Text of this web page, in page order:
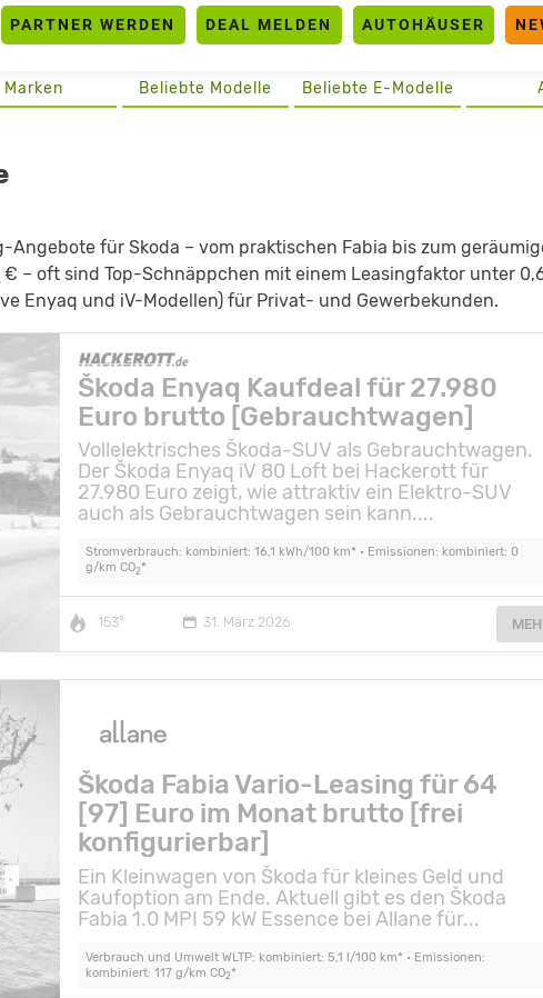
PARTNER WERDEN DEAL MELDEN AUTOHÄUSER
Beliebte E-Modelle
Beliebte Modelle
Marken
für Skoda – vom praktischen Fabia bis zum
– oft sind Top-Schnäppchen mit einem Leasingfaktor unter
Enyaq und iV-Modellen) für Privat- und Gewerbekunden.
Škoda Enyaq Kaufdeal für 27.980
Euro brutto [Gebrauchtwagen]
Vollelektrisches Škoda-SUV als Gebrauchtwagen.
Der Škoda Enyaq iV 80 Loft bei Hackerott für
27.980 Euro zeigt, wie attraktiv ein Elektro-SUV
auch als Gebrauchtwagen sein kann....
Stromverbrauch: kombiniert: 16,1 kWh/100 km* • Emissionen: kombiniert: 0
g/km CO2*
153° 31. März 2026
Škoda Fabia Vario-Leasing für 64
[97] Euro im Monat brutto [frei
konfigurierbar]
Ein Kleinwagen von Škoda für kleines Geld und
Kaufoption am Ende. Aktuell gibt es den Škoda
Fabia 1.0 MPI 59 kW Essence bei Allane für...
Verbrauch und Umwelt WLTP: kombiniert: 5,1 l/100 km* • Emissionen:
kombiniert: 117 g/km CO2*